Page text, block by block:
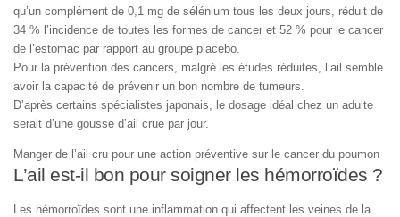
qu’un complément de 0,1 mg de sélénium tous les deux jours, réduit de
34 % l’incidence de toutes les formes de cancer et 52 % pour le cancer
de l’estomac par rapport au groupe placebo.
Pour la prévention des cancers, malgré les études réduites, l’ail semble
avoir la capacité de prévenir un bon nombre de tumeurs.
D’après certains spécialistes japonais, le dosage idéal chez un adulte
serait d’une gousse d’ail crue par jour.
Manger de l’ail cru pour une action préventive sur le cancer du poumon
L’ail est-il bon pour soigner les hémorroïdes ?
Les hémorroïdes sont une inflammation qui affectent les veines de la